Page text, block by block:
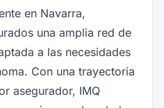
en Navarra,
una amplia red de
a las necesidades
Con una trayectoria
asegurador, IMQ